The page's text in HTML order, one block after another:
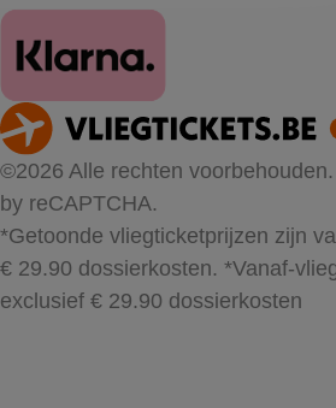
©2026 Alle rechten
by reCAPTCHA.
*Getoonde vliegticketprijzen zijn
€ 29.90 dossierkosten. *Vanaf-
exclusief € 29.90 dossierkosten